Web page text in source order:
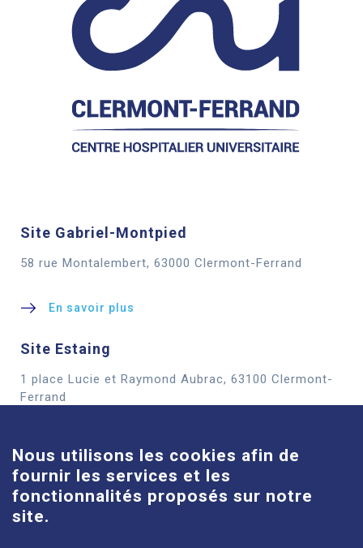
Site Gabriel-Montpied
58 rue Montalembert, 63000 Clermont-Ferrand
En savoir plus
Site Estaing
1 place Lucie et Raymond Aubrac, 63100 Clermont-
Ferrand
Site Louise-Michel
61 route de Châteaugay, 63118 Cébazat
Nous utilisons les cookies afin de
fournir les services et les
fonctionnalités proposés sur notre
site.